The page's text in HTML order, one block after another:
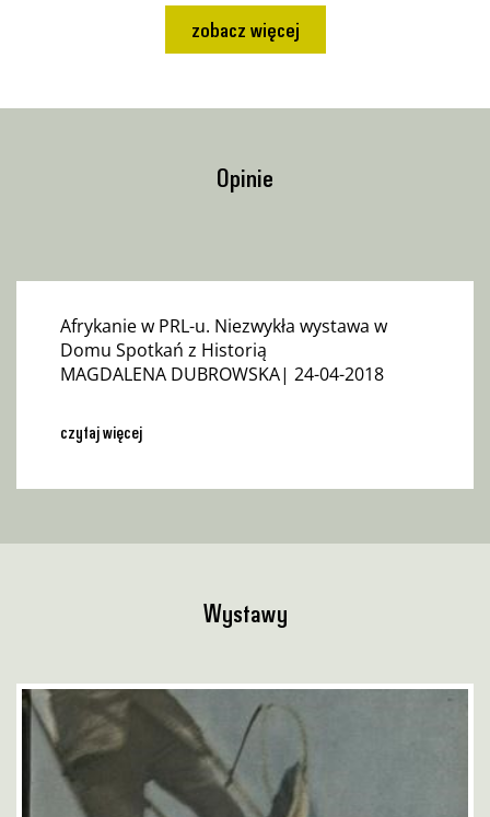
zobacz więcej
Opinie
Afrykanie w PRL-u. Niezwykła wystawa w
Domu Spotkań z Historią
MAGDALENA DUBROWSKA| 24-04-2018
czytaj więcej
Wystawy